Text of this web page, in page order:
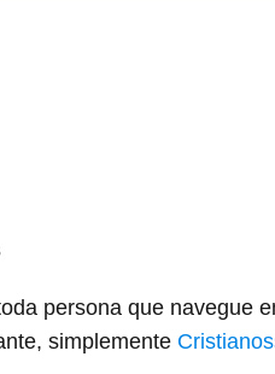
persona que navegue
simplemente